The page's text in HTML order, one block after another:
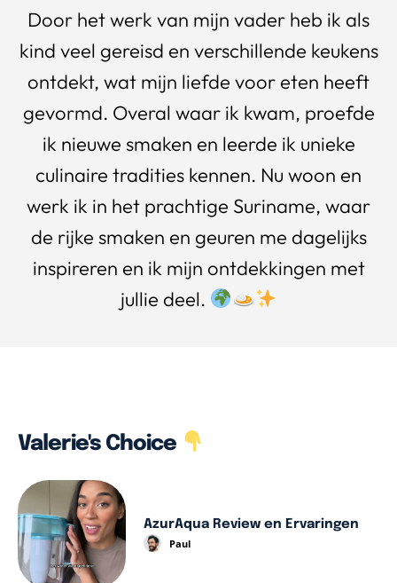
Door het werk van mijn vader heb ik als
kind veel gereisd en verschillende keukens
ontdekt, wat mijn liefde voor eten heeft
gevormd. Overal waar ik kwam, proefde
ik nieuwe smaken en leerde ik unieke
culinaire tradities kennen. Nu woon en
werk ik in het prachtige Suriname, waar
de rijke smaken en geuren me dagelijks
inspireren en ik mijn ontdekkingen met
jullie deel.
Valerie's Choice
AzurAqua Review en Ervaringen
Paul